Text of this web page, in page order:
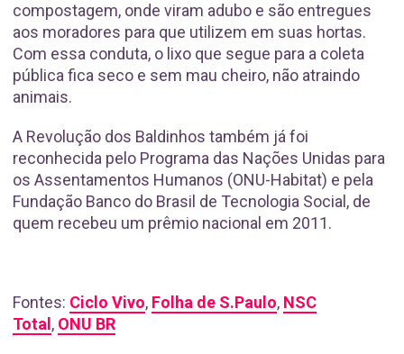
compostagem, onde viram adubo e são entregues
aos moradores para que utilizem em suas hortas.
Com essa conduta, o lixo que segue para a coleta
pública fica seco e sem mau cheiro, não atraindo
animais.
A Revolução dos Baldinhos também já foi
reconhecida pelo Programa das Nações Unidas para
os Assentamentos Humanos (ONU-Habitat) e pela
Fundação Banco do Brasil de Tecnologia Social, de
quem recebeu um prêmio nacional em 2011.
Fontes: Ciclo Vivo, Folha de S.Paulo, NSC
Total , ONU BR